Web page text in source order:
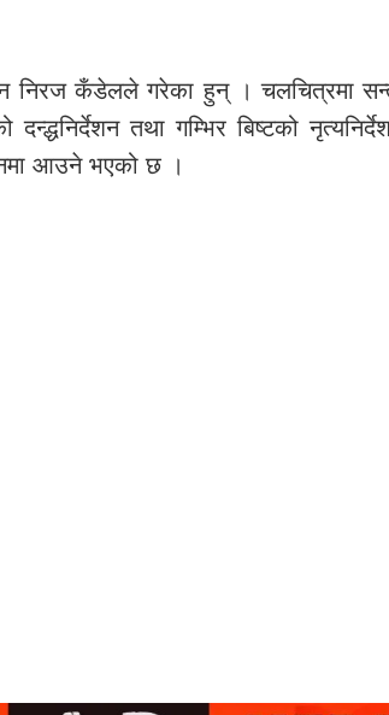
कँडेलले गरेका हुन् । चलचित्रमा
तथा गम्भिर बिष्टको
आउने भएको छ ।